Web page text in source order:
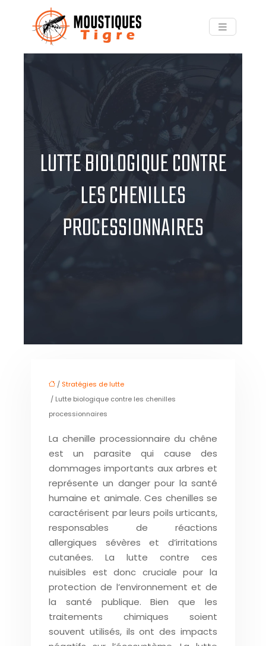
LUTTE BIOLOGIQUE CONTRE
LES CHENILLES
PROCESSIONNAIRES
/ Stratégies de lutte
/ Lutte biologique contre les chenilles
processionnaires
La chenille processionnaire du chêne
est un parasite qui cause des
dommages importants aux arbres et
représente un danger pour la santé
humaine et animale. Ces chenilles se
caractérisent par leurs poils urticants,
responsables de réactions
allergiques sévères et d’irritations
cutanées. La lutte contre ces
nuisibles est donc cruciale pour la
protection de l’environnement et de
la santé publique. Bien que les
traitements chimiques soient
souvent utilisés, ils ont des impacts